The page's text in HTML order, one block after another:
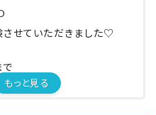
った^ ^✨
せていただきました♡
てくれて
もっと見る